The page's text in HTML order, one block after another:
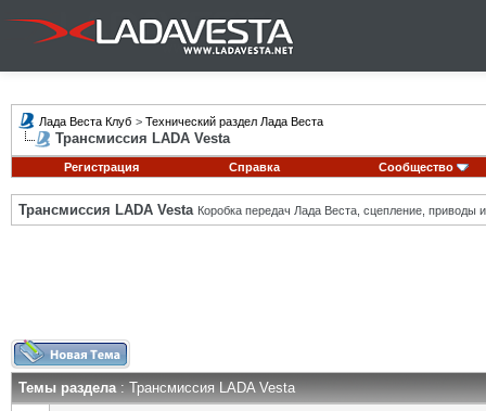
Лада Веста Клуб > Технический раздел Лада Веста
Трансмиссия LADA Vesta
Регистрация Справка Сообщество
Трансмиссия LADA Vesta Коробка передач Лада Веста, сцепление, приводы и
Темы раздела: Трансмиссия LADA Vesta